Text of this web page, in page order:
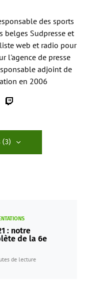
des sports
belges Sudpresse et
web et radio pour
l'agence de presse
adjoint de
en 2006
(3)
: notre
de la 6e
de lecture